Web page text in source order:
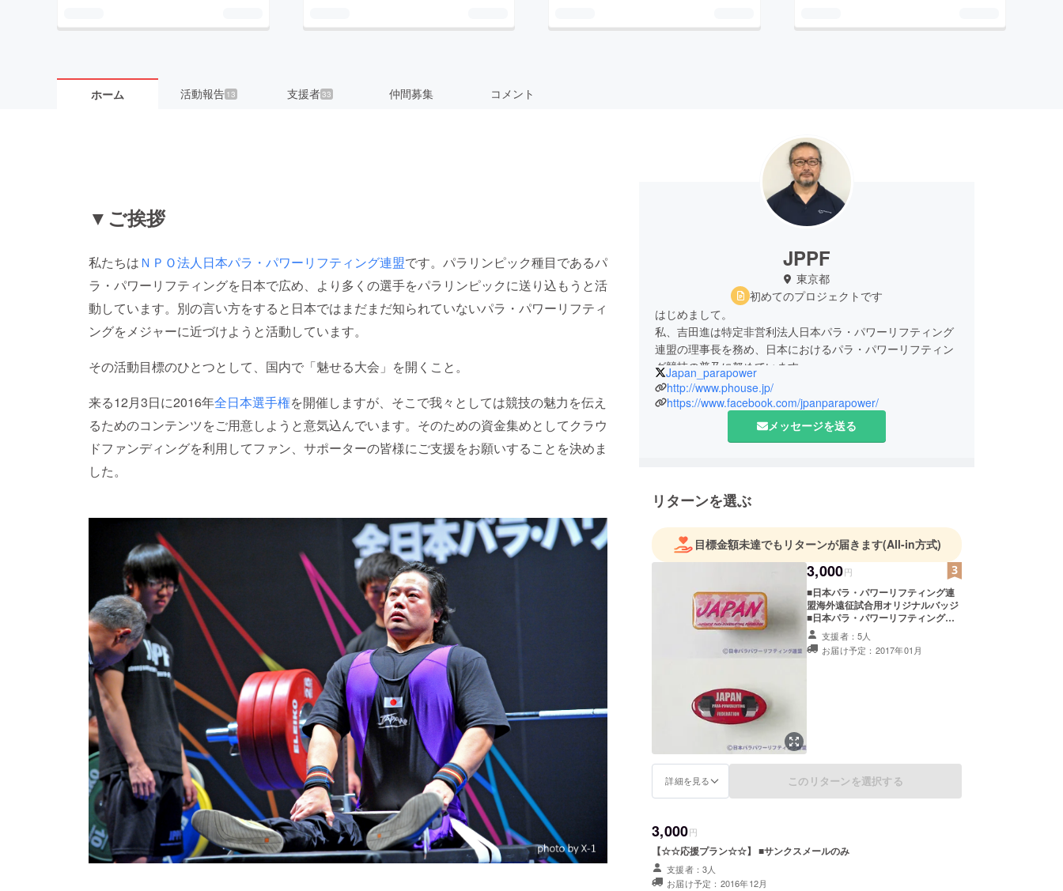
ホーム 活動報告 13 支援者33 仲間募集 コメント
▼ご挨拶
私たちは ＮＰＯ法人日本パラ・パワーリフティング連盟です。パラリンピック種目であるパ
ラ・パワーリフティングを日本で広め、より多くの選手をパラリンピックに送り込もうと活
動しています。別の言い方をすると日本ではまだまだ知られていないパラ・パワーリフティ
ングをメジャーに近づけようと活動しています。
その活動目標のひとつとして、国内で「魅せる大会」を開くこと。
来る12月3日に2016年全日本選手権を開催しますが、そこで我々としては競技の魅力を伝え
るためのコンテンツをご用意しようと意気込んでいます。そのための資金集めとしてクラウ
ドファンディングを利用してファン、サポーターの皆様にご支援をお願いすることを決めま
した。
JPPF
東京都
初めてのプロジェクトです
はじめまして。
私、吉田進は特定非営利法人日本パラ・パワーリフティング
連盟の理事長を務め、日本におけるパラ・パワーリフティン
グ競技の普及に努めています。
Japan_parapower
http://www.phouse.jp/
https://www.facebook.com/jpanparapower/
メッセージを送る
リターンを選ぶ
目標金額未達でもリターンが届きます(All-in方式)
3,000円
■日本パラ・パワーリフティング連
盟海外遠征試合用オリジナルバッジ
■日本パラ・パワーリフティング連
盟オリジナルバッジ ■日本パラ・パ
ワーリフティング連盟理事からのサ
ンクスレター
支援者：5人
お届け予定：2017年01月
詳細を見る このリターンを選択する
3,000円
【☆☆応援プラン☆☆】 ■サンクスメールのみ
支援者：3人
お届け予定：2016年12月